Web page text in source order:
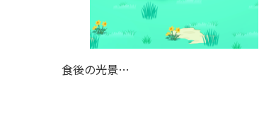
食後の光景…